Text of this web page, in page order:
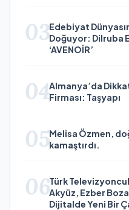
03Edebiyat
Doğuyor: Dilruba
‘AVENOİR’
04Almanya’da
Firması: Taşyapı
05Melisa Özmen,
kamaştırdı.
06Türk
Akyüz, Ezber
Dijitalde Yeni Bir